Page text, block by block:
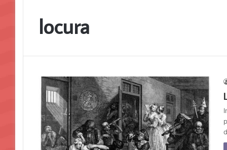
locura